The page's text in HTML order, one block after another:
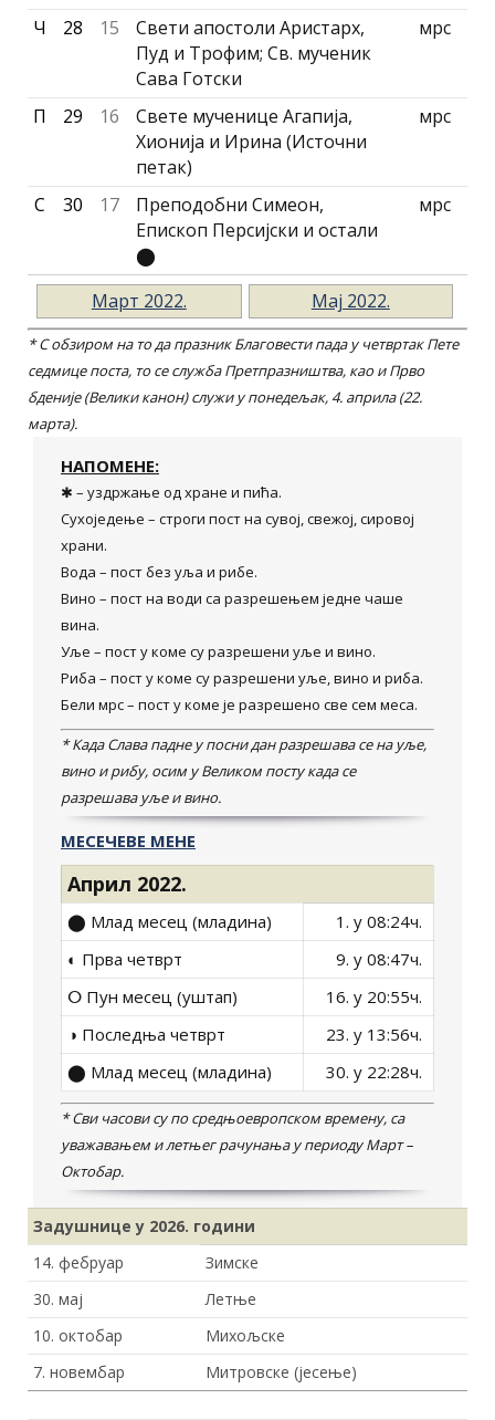
Ч
28 15
Свети апостоли Аристарх,
Пуд и Трофим; Св. мученик
Сава Готски
мрс
П 29 16
Свете мученице Агапиjа,
Хиониjа и Ирина (Источни
петак)
мрс
С 30 17
Преподобни Симеон,
Епископ Персијски и остали
⬤
мрс
Март 2022. Маj 2022.
* С обзиром на то да празник Благовести пада у четвртак Пете
седмице поста, то се служба Претпразништва, као и Прво
бдениjе (Велики канон) служи у понедељак, 4. априла (22.
марта).
НАПОМЕНЕ:
✱ – уздржање од хране и пића.
Сухоједење – строги пост на сувој, свежој, сировој
храни.
Вода – пост без уља и рибе.
Вино – пост на води са разрешењем једне чаше
вина.
Уље – пост у коме су разрешени уље и вино.
Риба – пост у коме су разрешени уље, вино и риба.
Бели мрс – пост у коме је разрешено све сем меса.
* Када Слава падне у посни дан разрешава се на уље,
вино и рибу, осим у Великом посту када се
разрешава уље и вино.
МЕСЕЧЕВЕ МЕНЕ
Април 2022.
⬤ Млад месец (младина)
1. у 08:24ч.
◐ Прва четврт
9. у 08:47ч.
ⵔ Пун месец (уштап)
16. у 20:55ч.
◑ Последња четврт
23. у 13:56ч.
⬤ Млад месец (младина)
30. у 22:28ч.
* Сви часови су по средњоевропском времену, са
уважавањем и летњег рачунања у периоду Март –
Октобар.
Задушнице у 2026. години
14. фебруар
Зимске
30. мај
Летње
10. октобар
Михољске
7. новембар
Митровске (јесење)